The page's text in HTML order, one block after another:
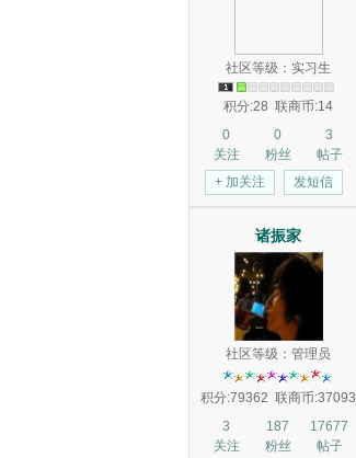
社区等级：实习生
积分:28 联商币:14
0
关注
0
粉丝
3
帖子
+ 加关注
发短信
诸振家
社区等级：管理员
积分:79362 联商币:37093
3
关注
187
粉丝
17677
帖子